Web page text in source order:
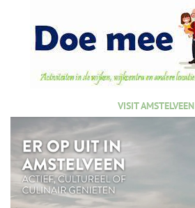
VISIT AMSTELVEEN